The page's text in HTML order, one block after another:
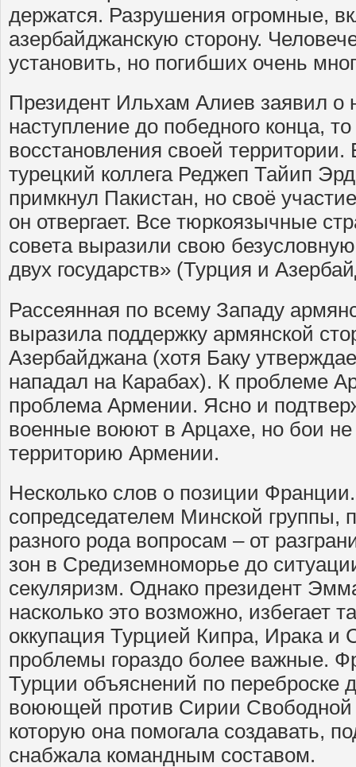
держатся. Разрушения огромные,
азербайджанскую сторону.
установить, но погибших очень
Президент Ильхам Алиев заявил о
наступление до победного конца,
восстановления своей территории.
турецкий коллега Реджеп Тайип
примкнул Пакистан, но своё
он отвергает. Все тюркоязычные
совета выразили свою
двух государств» (Турция и
Рассеянная по всему Западу
выразила поддержку армянской
Азербайджана (хотя Баку
нападал на Карабах). К проблеме
проблема Армении. Ясно и
военные воюют в Арцахе, но бои не
территорию Армении.
Несколько слов о позиции
сопредседателем Минской группы,
разного рода вопросам – от
зон в Средиземноморье до
секуляризм. Однако президент
насколько это возможно, избегает
оккупация Турцией Кипра, Ирака и
проблемы гораздо более важные.
Турции объяснений по переброске
воюющей против Сирии Свободной
которую она помогала создавать,
снабжала командным составом.